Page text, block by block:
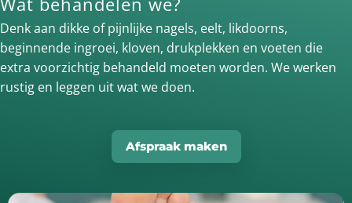
Denk aan dikke of pijnlijke nagels, eelt, likdoorns,
beginnende ingroei, kloven, drukplekken en voeten die
extra voorzichtig behandeld moeten worden. We werken
rustig en leggen uit wat we doen.
Afspraak maken